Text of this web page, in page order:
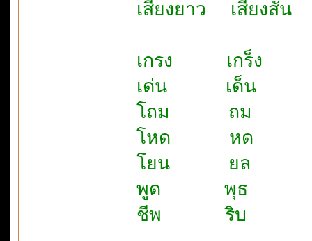
เสียงยาว เสียงสั้น
เกรง เกร็ง
เด่น เด็น
โถม ถม
โหด หด
โยน ยล
พูด พุธ
ชีพ ริบ